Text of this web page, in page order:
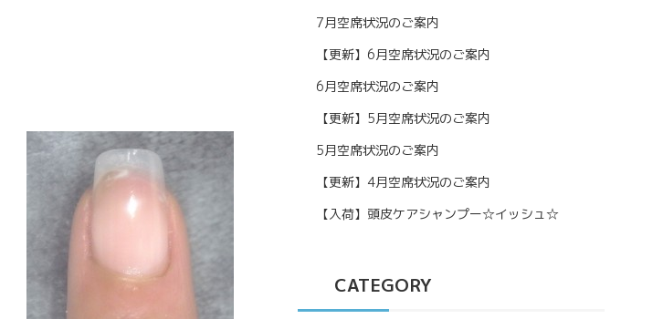
7月空席状況のご案内
【更新】6月空席状況のご案内
6月空席状況のご案内
【更新】5月空席状況のご案内
5月空席状況のご案内
【更新】4月空席状況のご案内
【入荷】頭皮ケアシャンプー☆イッシュ☆
CATEGORY